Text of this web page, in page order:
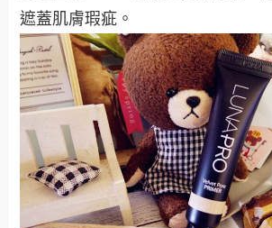
遮蓋肌膚瑕疵。